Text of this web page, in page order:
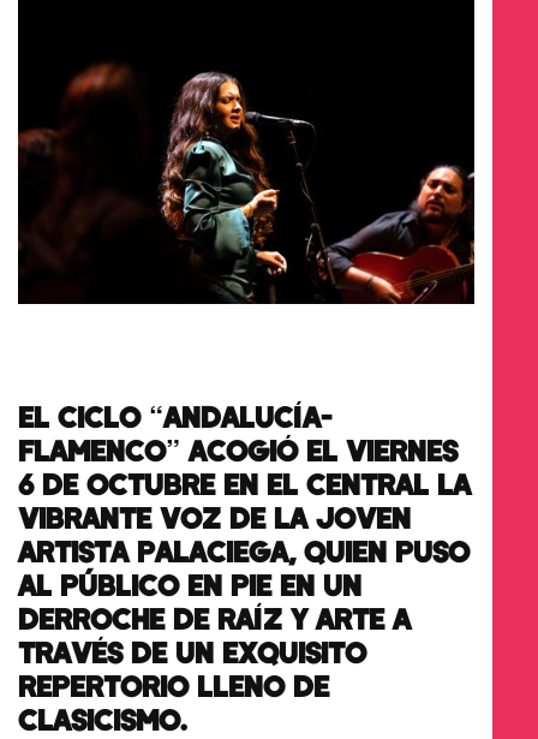
EL CICLO “ANDALUCÍA-
FLAMENCO” ACOGIÓ EL VIERNES
6 DE OCTUBRE EN EL CENTRAL LA
VIBRANTE VOZ DE LA JOVEN
ARTISTA PALACIEGA, QUIEN PUSO
AL PÚBLICO EN PIE EN UN
DERROCHE DE RAÍZ Y ARTE A
TRAVÉS DE UN EXQUISITO
REPERTORIO LLENO DE
CLASICISMO.